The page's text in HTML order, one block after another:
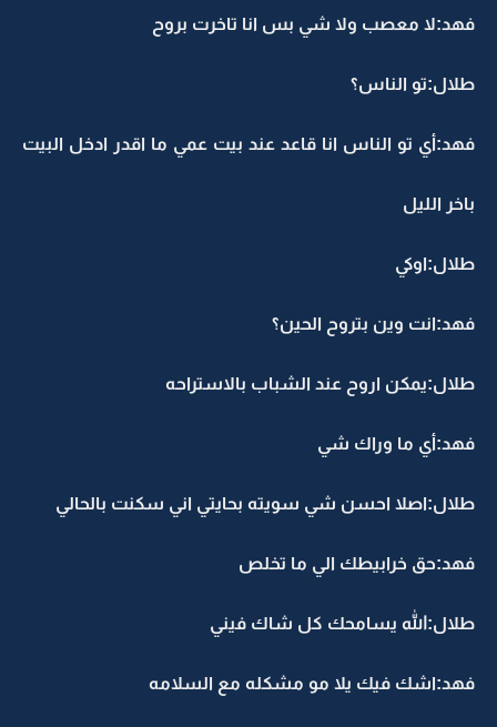
فهد:لا معصب ولا شي بس انا تاخرت بروح
طلال:تو الناس؟
فهد:أي تو الناس انا قاعد عند بيت عمي ما اقدر ادخل البيت
باخر الليل
طلال:اوكي
فهد:انت وين بتروح الحين؟
طلال:يمكن اروح عند الشباب بالاستراحه
فهد:أي ما وراك شي
طلال:اصلا احسن شي سويته بحايتي اني سكنت بالحالي
فهد:حق خرابيطك الي ما تخلص
طلال:الله يسامحك كل شاك فيني
فهد:اشك فيك يلا مو مشكله مع السلامه